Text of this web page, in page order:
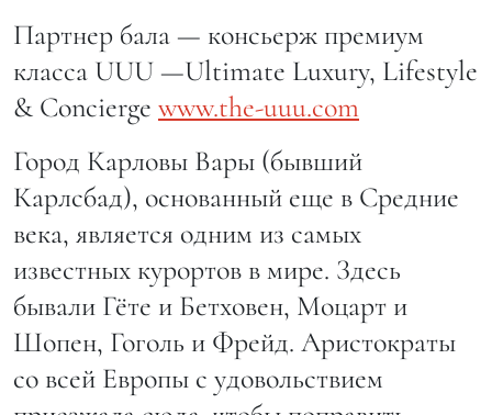
Партнер бала — консьерж премиум
класса UUU —Ultimate Luxury, Lifestyle
& Concierge www.the-uuu.com
Город Карловы Вары (бывший
Карлсбад), основанный еще в Средние
века, является одним из самых
известных курортов в мире. Здесь
бывали Гёте и Бетховен, Моцарт и
Шопен, Гоголь и Фрейд. Аристократы
со всей Европы с удовольствием